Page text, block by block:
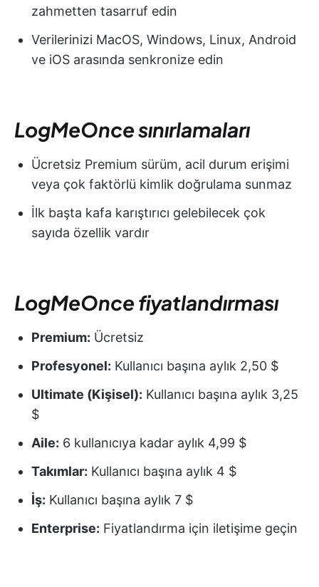
zahmetten tasarruf edin
Verilerinizi MacOS, Windows, Linux, Android
ve iOS arasında senkronize edin
LogMeOnce sınırlamaları
Ücretsiz Premium sürüm, acil durum erişimi
veya çok faktörlü kimlik doğrulama sunmaz
İlk başta kafa karıştırıcı gelebilecek çok
sayıda özellik vardır
LogMeOnce fiyatlandırması
Premium: Ücretsiz
Profesyonel: Kullanıcı başına aylık 2,50 $
Ultimate (Kişisel): Kullanıcı başına aylık 3,25
$
Aile: 6 kullanıcıya kadar aylık 4,99 $
Takımlar: Kullanıcı başına aylık 4 $
İş: Kullanıcı başına aylık 7 $
Enterprise: Fiyatlandırma için iletişime geçin